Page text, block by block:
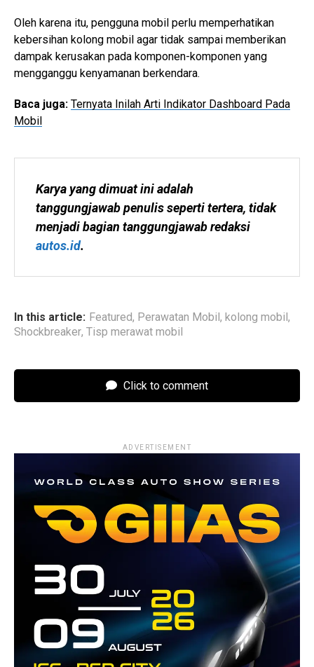
Oleh karena itu, pengguna mobil perlu memperhatikan
kebersihan kolong mobil agar tidak sampai memberikan
dampak kerusakan pada komponen-komponen yang
mengganggu kenyamanan berkendara.
Baca juga: Ternyata Inilah Arti Indikator Dashboard Pada
Mobil
Karya yang dimuat ini adalah
tanggungjawab penulis seperti tertera, tidak
autos.id.
In this article: Featured, Perawatan Mobil, kolong mobil,
Shockbreaker, Tisp merawat mobil
Click to comment
ADVERTISEMENT